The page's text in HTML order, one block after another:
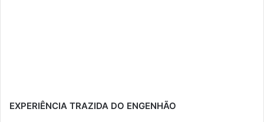
EXPERIÊNCIA TRAZIDA DO ENGENHÃO